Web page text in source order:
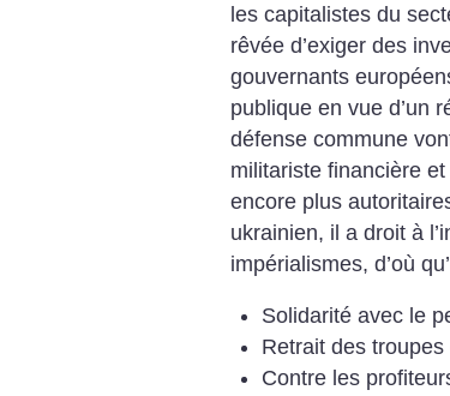
les capitalistes du
rêvée d’exiger des
gouvernants
publique en vue d’un
défense commune
militariste financière
encore plus
ukrainien, il a droit à
impérialismes, d’où
Solidarité avec le
Retrait des troupes
Contre les